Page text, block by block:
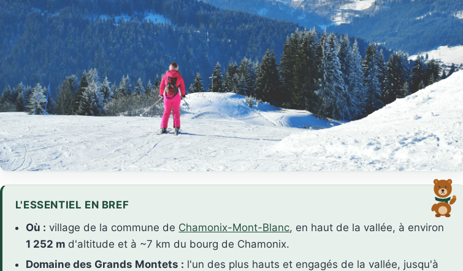
L'ESSENTIEL EN BREF
Où : village de la commune de Chamonix-Mont-Blanc, en haut de la vallée, à environ
1 252 m d'altitude et à ~7 km du bourg de Chamonix.
Domaine des Grands Montets : l'un des plus hauts et engagés de la vallée, jusqu'à